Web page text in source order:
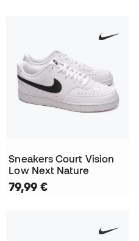
Sneakers Court Vision
Low Next Nature
79,99 €